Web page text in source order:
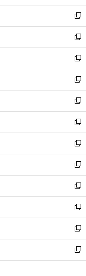
開
く
ウ
で
開
く
ン
ド
ウ
で
開
く
ウ
ィ
ン
ド
ウ
で
開
く
新
し
い
ウ
ィ
ン
ド
ウ
で
開
く
新
し
い
ウ
ィ
ン
ド
ウ
で
開
く
新
し
い
ウ
ィ
ン
ド
ウ
で
開
く
新
し
い
ウ
ィ
ン
ド
ウ
で
開
く
新
し
い
ウ
ィ
ン
ド
ウ
で
開
く
新
し
い
ウ
ィ
ン
ド
ウ
で
開
く
新
し
い
ウ
ィ
ン
ド
ウ
で
開
く
新
し
い
ウ
ィ
ン
ド
ウ
で
開
新
し
い
ウ
ィ
ン
ド
ウ
新
し
い
ウ
ィ
ン
新
し
い
ウ
新
し